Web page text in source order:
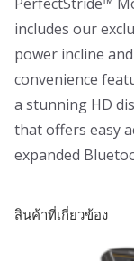
includes our
power incline
convenience
a stunning HD
that offers easy
expanded
สินค้าที่เกี่ยวข้อง